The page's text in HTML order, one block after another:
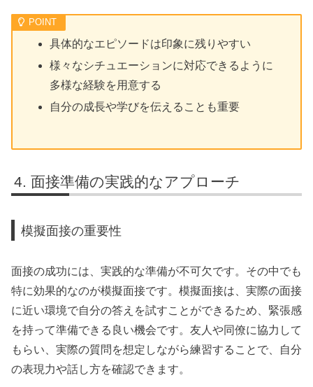
具体的なエピソードは印象に残りやすい
様々なシチュエーションに対応できるように
多様な経験を用意する
自分の成長や学びを伝えることも重要
面接準備の実践的なアプローチ
模擬面接の重要性
面接の成功には、実践的な準備が不可欠です。その中でも
特に効果的なのが模擬面接です。模擬面接は、実際の面接
に近い環境で自分の答えを試すことができるため、緊張感
を持って準備できる良い機会です。友人や同僚に協力して
もらい、実際の質問を想定しながら練習することで、自分
の表現力や話し方を確認できます。